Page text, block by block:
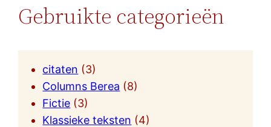
Gebruikte categorieën
citaten (3)
Columns Berea (8)
Fictie (3)
Klassieke teksten (4)